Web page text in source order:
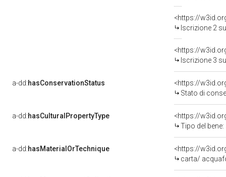
<https://
Iscrizione 2
<https://
Iscrizione 3
a-dd:hasConservationStatus
<https://
Stato di
a-dd:hasCulturalPropertyType
<https://
Tipo del
a-dd:hasMaterialOrTechnique
<https://
carta/